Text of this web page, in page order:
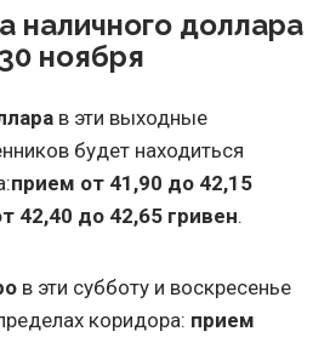
наличного доллара
ноября
в эти выходные
будет находиться
прием от 41,90 до 42,15
42,40 до 42,65 гривен.
в эти субботу и воскресенье
коридора: прием